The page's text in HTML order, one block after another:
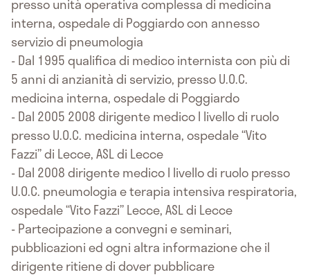
presso unità operativa complessa di medicina
interna, ospedale di Poggiardo con annesso
servizio di pneumologia
- Dal 1995 qualifica di medico internista con più di
5 anni di anzianità di servizio, presso U.O.C.
medicina interna, ospedale di Poggiardo
- Dal 2005 2008 dirigente medico I livello di ruolo
presso U.O.C. medicina interna, ospedale “Vito
Fazzi” di Lecce, ASL di Lecce
- Dal 2008 dirigente medico I livello di ruolo presso
U.O.C. pneumologia e terapia intensiva respiratoria,
ospedale “Vito Fazzi” Lecce, ASL di Lecce
- Partecipazione a convegni e seminari,
pubblicazioni ed ogni altra informazione che il
dirigente ritiene di dover pubblicare